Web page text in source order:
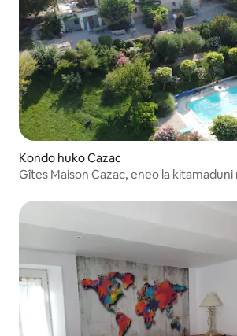
Kondo huko Cazac
Gîtes Maison Cazac, eneo la